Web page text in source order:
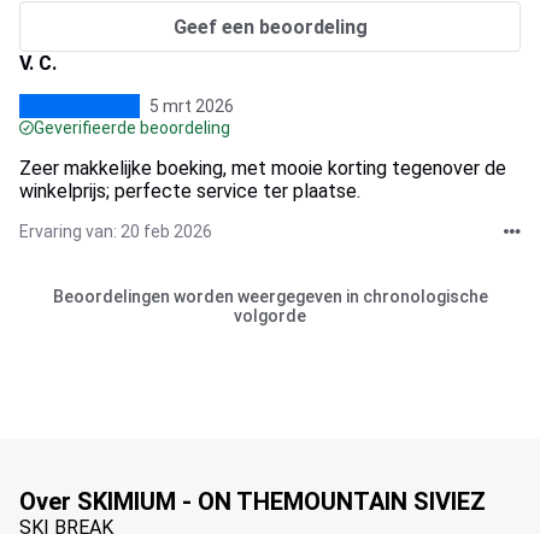
Geef een beoordeling
V. C.
5 mrt 2026
Geverifieerde beoordeling
Zeer makkelijke boeking, met mooie korting tegenover de
winkelprijs; perfecte service ter plaatse.
Ervaring van: 20 feb 2026
Beoordelingen worden weergegeven in chronologische
volgorde
Over SKIMIUM - ON THEMOUNTAIN SIVIEZ
SKI BREAK